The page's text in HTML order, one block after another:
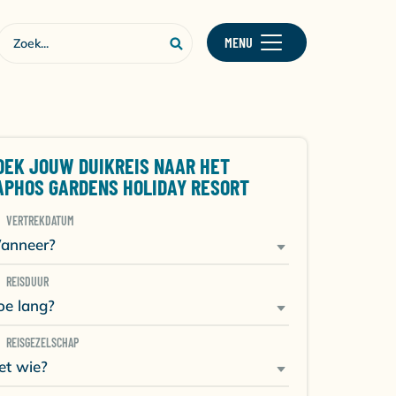
MENU
JOUW DUIKREIS NAAR HET
GARDENS HOLIDAY RESORT
VERTREKDATUM
REISDUUR
lang?
REISGEZELSCHAP
wie?